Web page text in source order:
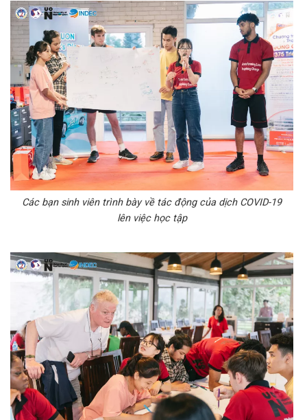
Các bạn sinh viên trình bày về tác động của dịch COVID-19
lên việc học tập